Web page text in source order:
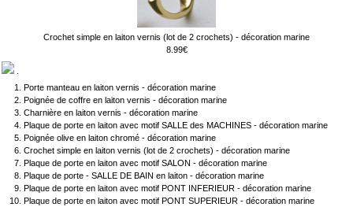
Crochet simple en laiton vernis (lot de 2 crochets) - décoration marine
8.99€
Porte manteau en laiton vernis - décoration marine
Poignée de coffre en laiton vernis - décoration marine
Charnière en laiton vernis - décoration marine
Plaque de porte en laiton avec motif SALLE des MACHINES - décoration marine
Poignée olive en laiton chromé - décoration marine
Crochet simple en laiton vernis (lot de 2 crochets) - décoration marine
Plaque de porte en laiton avec motif SALON - décoration marine
Plaque de porte - SALLE DE BAIN en laiton - décoration marine
Plaque de porte en laiton avec motif PONT INFERIEUR - décoration marine
Plaque de porte en laiton avec motif PONT SUPERIEUR - décoration marine